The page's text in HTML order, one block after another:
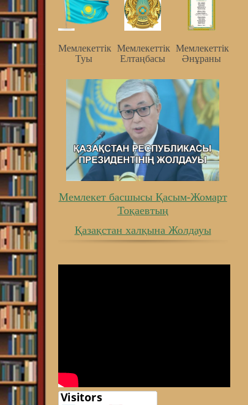
Мемлекеттiк
Туы
Мемлекеттiк
Елтаңбасы
Мемлекеттiк
Әнұраны
Мемлекет басшысы Қасым-Жомарт
Тоқаевтың
Қазақстан халқына Жолдауы